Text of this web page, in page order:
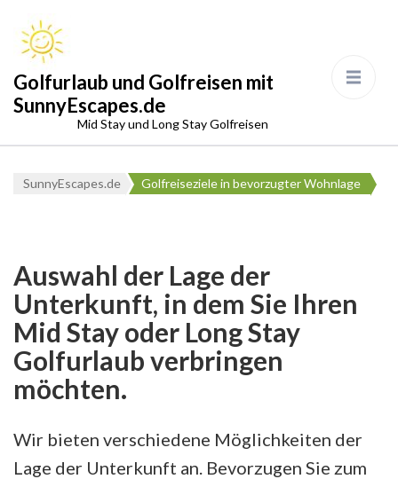
Golfurlaub und Golfreisen mit
SunnyEscapes.de
Mid Stay und Long Stay Golfreisen
SunnyEscapes.de Golfreiseziele in bevorzugter Wohnlage
Auswahl der Lage der
Unterkunft, in dem Sie Ihren
Mid Stay oder Long Stay
Golfurlaub verbringen
möchten.
Wir bieten verschiedene Möglichkeiten der
Lage der Unterkunft an. Bevorzugen Sie zum